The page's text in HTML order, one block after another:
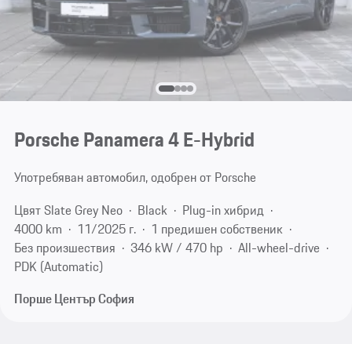
Porsche Panamera 4 E-Hybrid
Употребяван автомобил, одобрен от Porsche
Цвят Slate Grey Neo
Black
Plug-in хибрид
4000 km
11/2025 г.
1 предишен собственик
Без произшествия
346 kW / 470 hp
All-wheel-drive
PDK (Automatic)
Порше Център София